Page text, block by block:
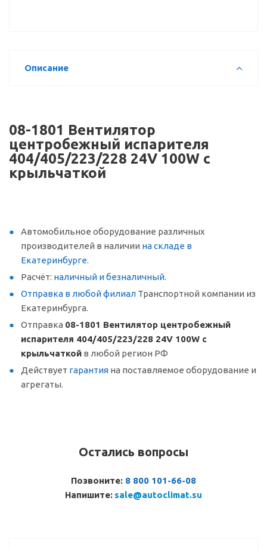
Описание
08-1801 Вентилятор
центробежный испарителя
404/405/223/228 24V 100W с
крыльчаткой
Автомобильное оборудование различных
производителей в наличии на складе в
Екатеринбурге.
Расчёт: наличный и безналичный.
Отправка в любой филиал Транспортной компании из
Екатеринбурга.
Отправка 08-1801 Вентилятор центробежный
испарителя 404/405/223/228 24V 100W с
крыльчаткой в любой регион РФ
Действует гарантия на поставляемое оборудование и
агрегаты.
Остались вопросы
Позвоните: 8 800 101-66-08
Напишите: sale@autoclimat.su